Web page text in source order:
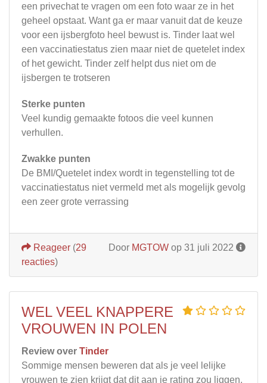
een privechat te vragen om een foto waar ze in het
geheel opstaat. Want ga er maar vanuit dat de keuze
voor een ijsbergfoto heel bewust is. Tinder laat wel
een vaccinatiestatus zien maar niet de quetelet index
of het gewicht. Tinder zelf helpt dus niet om de
ijsbergen te trotseren
Sterke punten
Veel kundig gemaakte fotoos die veel kunnen
verhullen.
Zwakke punten
De BMI/Quetelet index wordt in tegenstelling tot de
vaccinatiestatus niet vermeld met als mogelijk gevolg
een zeer grote verrassing
Door MGTOW op 31 juli 2022
Reageer (29
reacties)
WEL VEEL KNAPPERE
VROUWEN IN POLEN
Review over Tinder
Sommige mensen beweren dat als je veel lelijke
vrouwen te zien krijgt dat dit aan je rating zou liggen.